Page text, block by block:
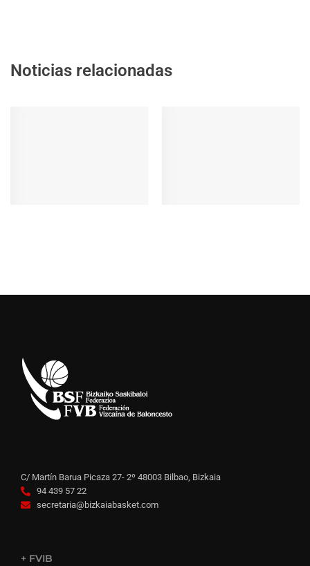
Noticias relacionadas
C/ Martín Barua Picaza 27- 2º 48003 Bilbao, Bizkaia
94 439 57 22
secretaria@bizkaiabasket.com
+ FVIB